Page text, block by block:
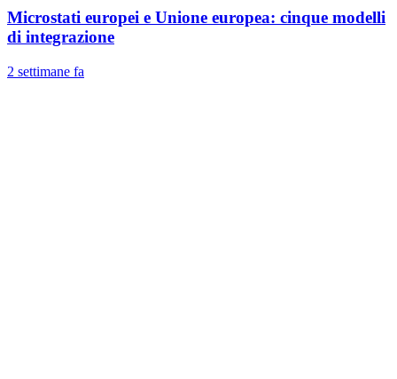
Microstati europei e Unione europea: cinque modelli
di integrazione
2 settimane fa